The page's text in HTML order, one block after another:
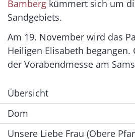
Bamberg kümmert sich um
Sandgebiets.
Am 19. November wird das
Heiligen Elisabeth
der Vorabendmesse am
Übersicht
Dom
Unsere Liebe Frau (Obere